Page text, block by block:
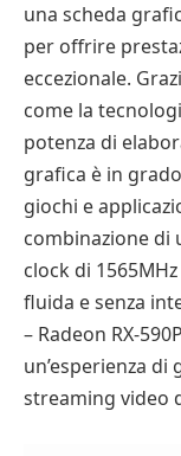
una scheda
per offrire
eccezionale.
come la
potenza di
grafica è in
giochi e
combinazione di
clock di
fluida e senza
– Radeon RX-
un’esperienza
streaming video